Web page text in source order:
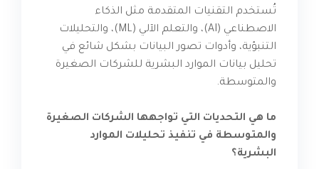
تُستخدم التقنيات المتقدمة مثل الذكاء
الاصطناعي (AI)، والتعلم الآلي (ML)، والتحليلات
التنبؤية، وأدوات تصور البيانات بشكل شائع في
تحليل بيانات الموارد البشرية للشركات الصغيرة
والمتوسطة.
ما هي التحديات التي تواجهها الشركات الصغيرة
والمتوسطة في تنفيذ تحليلات الموارد
البشرية؟